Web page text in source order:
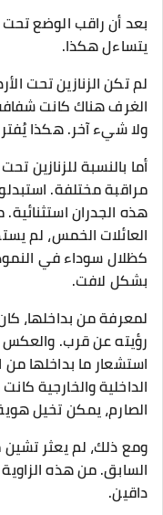
بعد أن راقب الوضع
يتساءل هكذا.
لم تكن الزنازين تحت
الغرف هناك كانت
ولا شيء آخر. هكذا
أما بالنسبة للزنازين
مراقبة مختلفة.
هذه الجدران
العائلات الخمس، لم
كظلال سوداء في
بشكل لافت.
لمعرفة من بداخلها،
رؤيته عن قرب.
استشعار ما بداخلها
الداخلية والخارجية
الصارم، يمكن تخيل
ومع ذلك، لم يعثر
السابق. من هذه
داقين.